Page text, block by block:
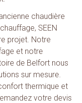
chaudière
SEEN
projet. Notre
et notre
de Belfort nous
sur mesure.
thermique et
votre devis